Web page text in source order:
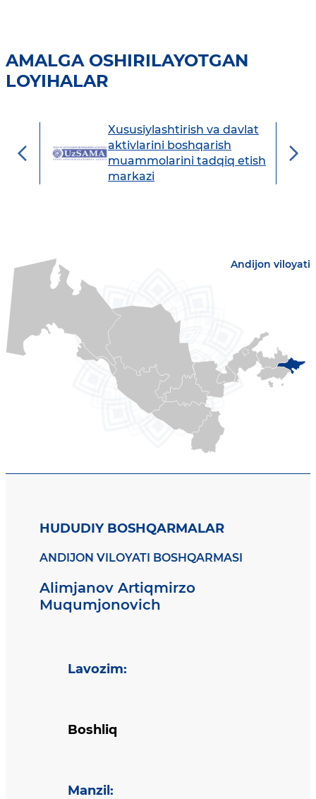
AMALGA OSHIRILAYOTGAN
LOYIHALAR
Xususiylashtirish va davlat
aktivlarini boshqarish
muammolarini tadqiq etish
markazi
Andijon viloyati
HUDUDIY BOSHQARMALAR
ANDIJON VILOYATI BOSHQARMASI
Alimjanov Artiqmirzo
Muqumjonovich
Lavozim:
Boshliq
Manzil :